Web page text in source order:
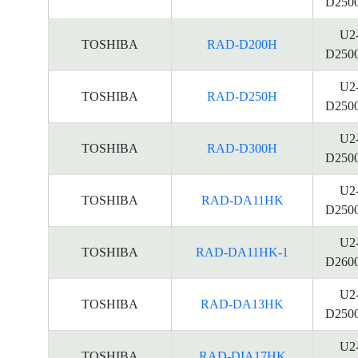
TOSHIBA RAD-D200H
TOSHIBA RAD-D250H
TOSHIBA RAD-D300H
TOSHIBA RAD-DA11HK
TOSHIBA RAD-DA11HK-1
TOSHIBA RAD-DA13HK